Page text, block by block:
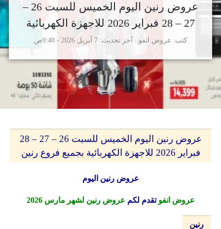
عروض رنين اليوم الخميس للسبت 26 –
27 – 28 فبراير 2026 للاجهزة الكهربائية
كتب عروض انفو آخر تحديث 7 أبريل 2026 - 9:40ص
عروض رنين اليوم الخميس للسبت 26 – 27 – 28
فبراير 2026 للاجهزة الكهربائية بجميع فروع رنين
عروض رنين اليوم
عروض انفو تقدم لكم عروض رنين لشهر مارس 2026
رنين